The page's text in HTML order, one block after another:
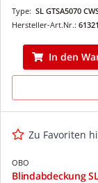
Type: SL GTSA5070
Hersteller-Art.Nr.:
In den
Zu Favoriten
OBO
Blindabdeckung